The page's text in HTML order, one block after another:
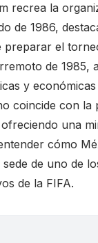
recrea la
de 1986,
preparar el
de 1985,
y
coincide con la
una
cómo
de uno de
de la FIFA.